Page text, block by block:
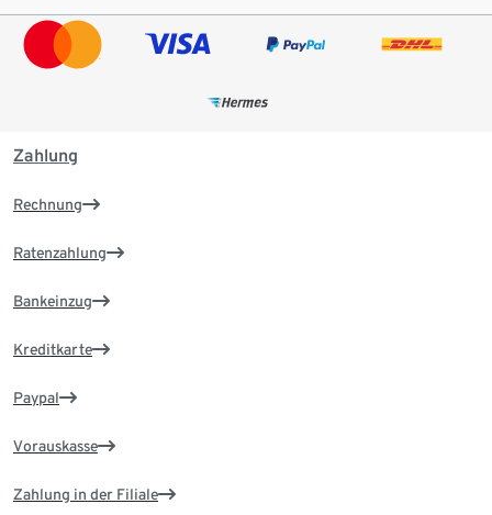
Zahlung
Rechnung
Ratenzahlung
Bankeinzug
Kreditkarte
Paypal
Vorauskasse
Zahlung in der Filiale